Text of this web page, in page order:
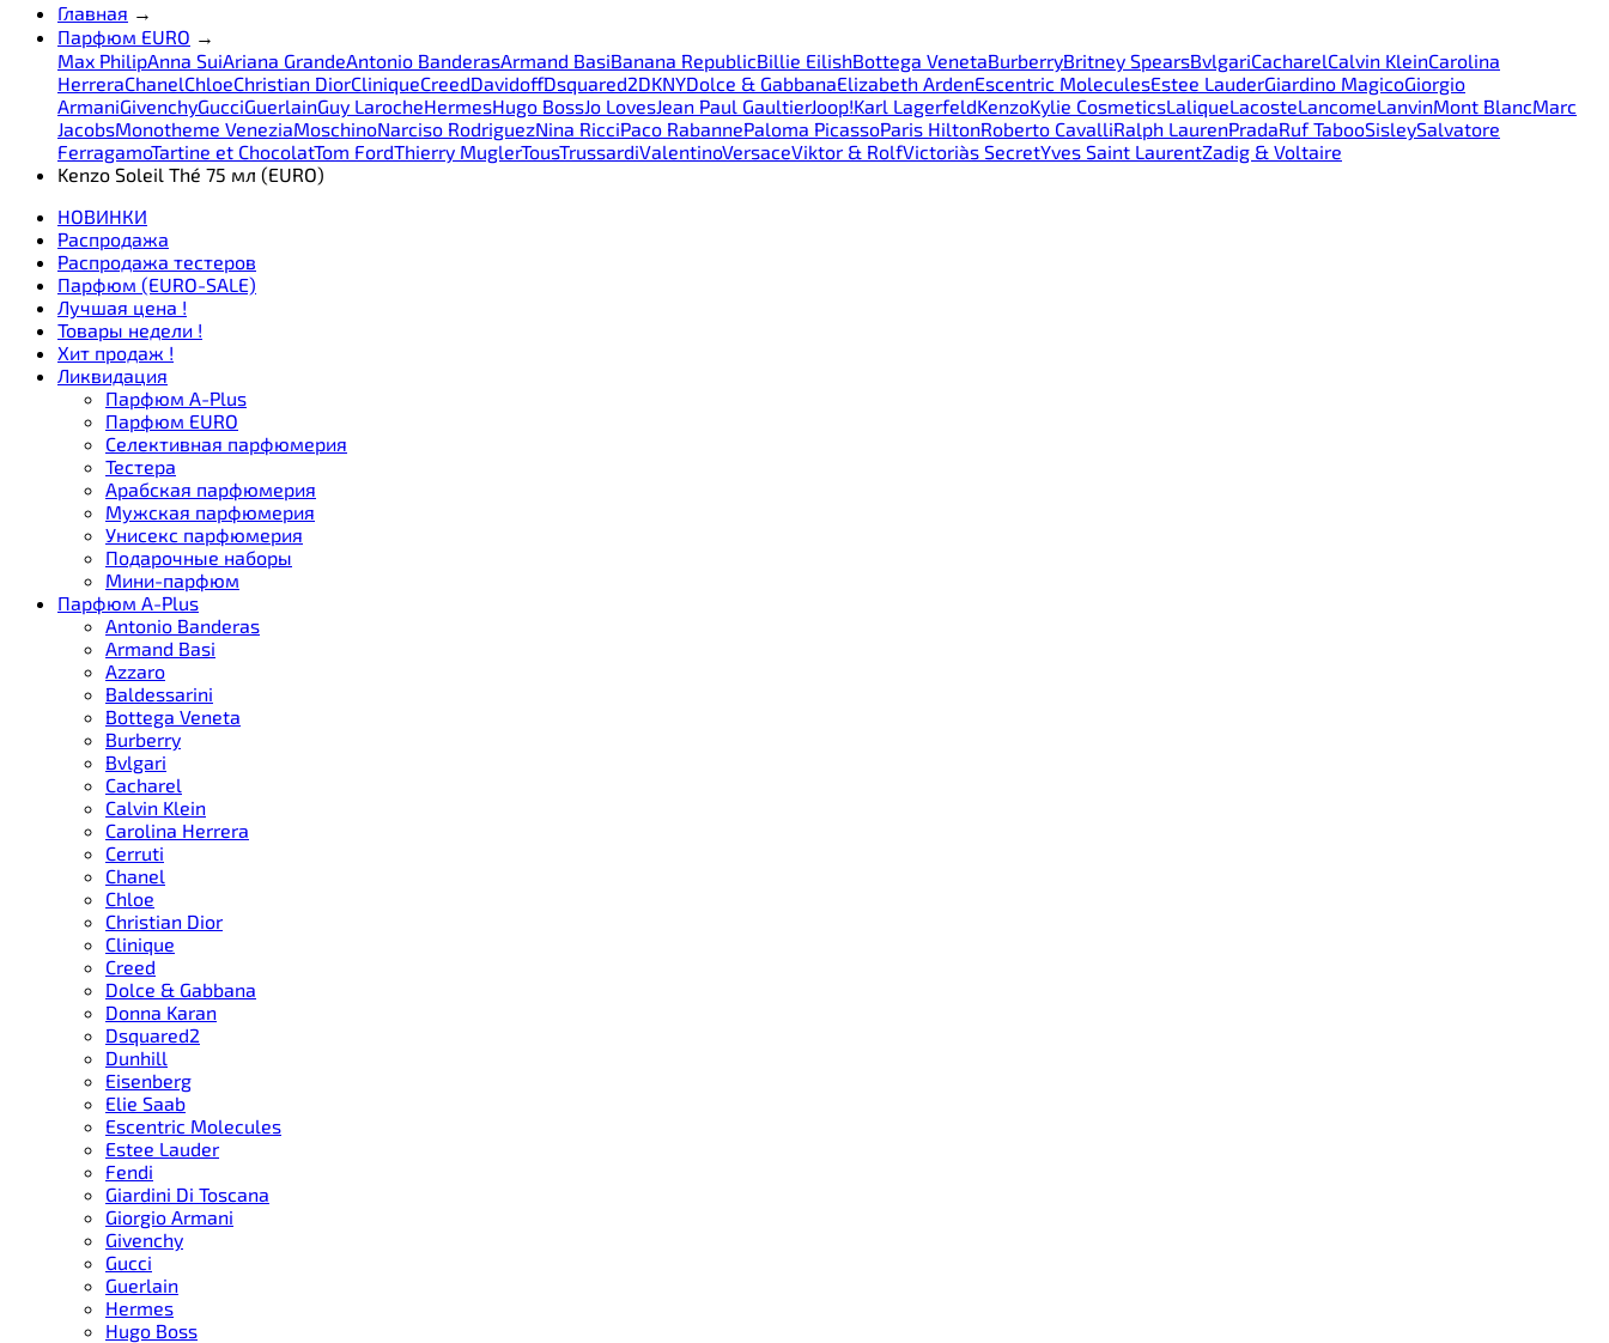
Главная →
Парфюм EURO →
Max PhilipAnna SuiAriana GrandeAntonio BanderasArmand BasiBanana RepublicBillie EilishBottega VenetaBurberryBritney SpearsBvlgariCacharelCalvin KleinCarolina
HerreraChanelChloeChristian DiorCliniqueCreedDavidoffDsquared2DKNYDolce & GabbanaElizabeth ArdenEscentric MoleculesEstee LauderGiardino MagicoGiorgio
ArmaniGivenchyGucciGuerlainGuy LarocheHermesHugo BossJo LovesJean Paul GaultierJoop!Karl LagerfeldKenzoKylie CosmeticsLaliqueLacosteLancomeLanvinMont BlancMarc
JacobsMonotheme VeneziaMoschinoNarciso RodriguezNina RicciPaco RabannePaloma PicassoParis HiltonRoberto CavalliRalph LaurenPradaRuf TabooSisleySalvatore
FerragamoTartine et ChocolatTom FordThierry MuglerTousTrussardiValentinoVersaceViktor & RolfVictoria`s SecretYves Saint LaurentZadig & Voltaire
Kenzo Soleil Thé 75 мл (EURO)
НОВИНКИ
Распродажа
Распродажа тестеров
Парфюм (EURO-SALE)
Лучшая цена !
Товары недели !
Хит продаж !
Ликвидация
Парфюм A-Plus
Парфюм EURO
Селективная парфюмерия
Тестера
Арабская парфюмерия
Мужская парфюмерия
Унисекс парфюмерия
Подарочные наборы
Мини-парфюм
Парфюм A-Plus
Antonio Banderas
Armand Basi
Azzaro
Baldessarini
Bottega Veneta
Burberry
Bvlgari
Cacharel
Calvin Klein
Carolina Herrera
Cerruti
Chanel
Chloe
Christian Dior
Clinique
Creed
Dolce & Gabbana
Donna Karan
Dsquared2
Dunhill
Eisenberg
Elie Saab
Escentric Molecules
Estee Lauder
Fendi
Giardini Di Toscana
Giorgio Armani
Givenchy
Gucci
Guerlain
Hermes
Hugo Boss